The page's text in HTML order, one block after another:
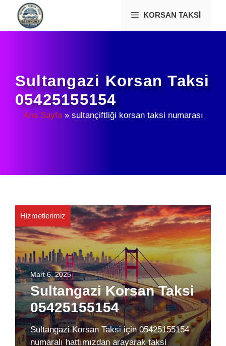
İçeriğe
KORSAN TAKSI
Sultangazi Korsan Taksi
05425155154
Ana Sayfa» sultançiftliği korsan taksi numarası
Hizmetlerimiz
Mart 6, 2025
Sultangazi Korsan Taksi
05425155154
Sultangazi Korsan Taksi için 05425155154
numaralı hattımızdan arayarak taksi